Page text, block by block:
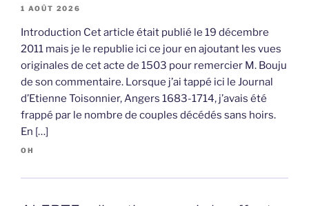
1 AOÛT 2026
Introduction Cet article était publié le 19 décembre
2011 mais je le republie ici ce jour en ajoutant les vues
originales de cet acte de 1503 pour remercier M. Bouju
de son commentaire. Lorsque j’ai tappé ici le Journal
d’Etienne Toisonnier, Angers 1683-1714, j’avais été
frappé par le nombre de couples décédés sans hoirs.
En […]
OH